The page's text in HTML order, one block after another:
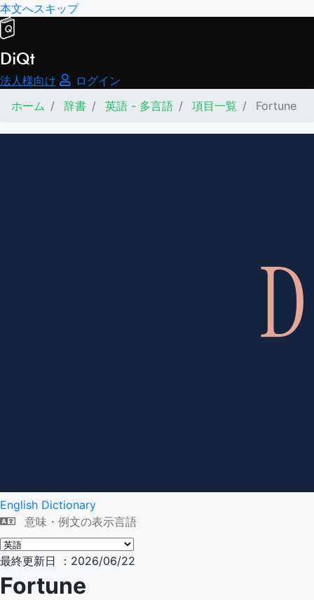
本文へスキップ
DiQt
法人様向け
ログイン
ホーム
辞書 英語 - 多言語 項目一覧 Fortune
English Dictionary
意味・例文の表示言語
最終更新日 ：2026/06/22
Fortune